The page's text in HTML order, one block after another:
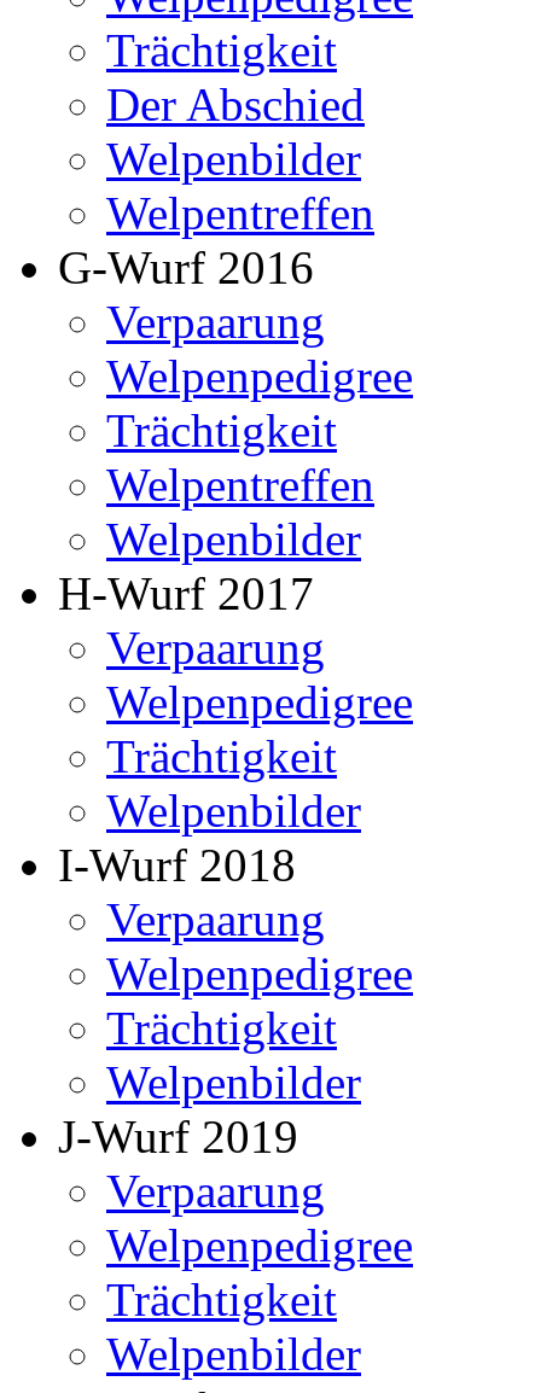
Trächtigkeit
Der Abschied
Welpenbilder
Welpentreffen
G-Wurf 2016
Verpaarung
Welpenpedigree
Trächtigkeit
Welpentreffen
Welpenbilder
H-Wurf 2017
Verpaarung
Welpenpedigree
Trächtigkeit
Welpenbilder
I-Wurf 2018
Verpaarung
Welpenpedigree
Trächtigkeit
Welpenbilder
J-Wurf 2019
Verpaarung
Welpenpedigree
Trächtigkeit
Welpenbilder